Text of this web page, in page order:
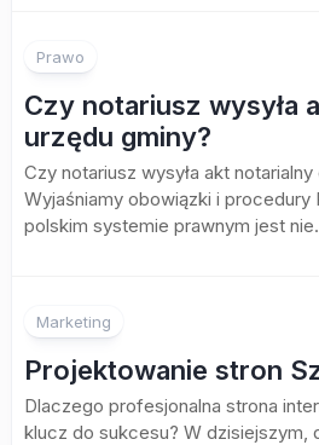
Prawo
Czy notariusz wysyła
urzędu gminy?
Czy notariusz wysyła akt
Wyjaśniamy obowiązki i procedury
polskim systemie prawnym jest
Marketing
Projektowanie stron
Dlaczego profesjonalna strona
klucz do sukcesu? W dzisiejszym,